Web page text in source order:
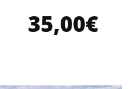
35,00€